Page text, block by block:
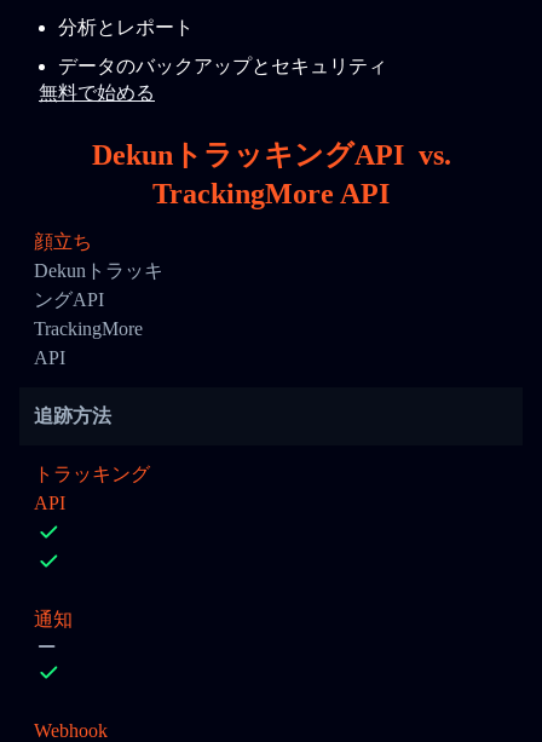
分析とレポート
データのバックアップとセキュリティ
無料で始める
DekunトラッキングAPI vs.
TrackingMore API
顔立ち
Dekunトラッキ
ングAPI
TrackingMore
API
追跡方法
トラッキング
API
通知
Webhook